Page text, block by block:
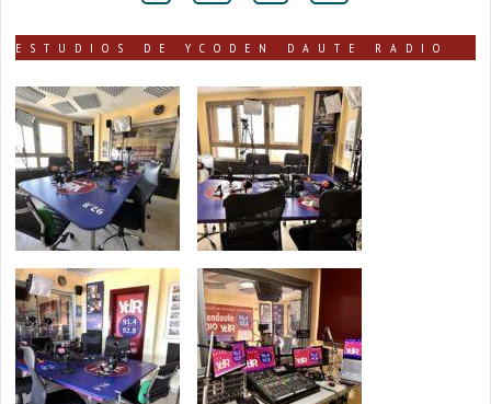
ESTUDIOS DE YCODEN DAUTE RADIO